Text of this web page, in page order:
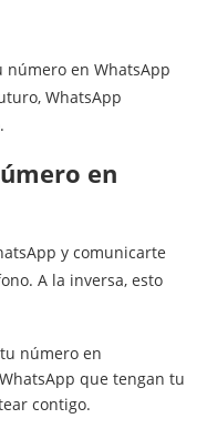
número en WhatsApp
WhatsApp
en
y comunicarte
A la inversa, esto
número en
que tengan tu
contigo.